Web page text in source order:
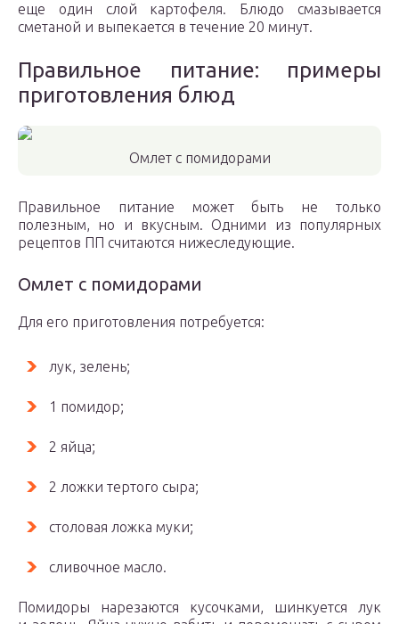
еще один слой картофеля. Блюдо смазывается
сметаной и выпекается в течение 20 минут.
Правильное питание: примеры
приготовления блюд
Омлет с помидорами
Правильное питание может быть не только
полезным, но и вкусным. Одними из популярных
рецептов ПП считаются нижеследующие.
Омлет с помидорами
Для его приготовления потребуется:
лук, зелень;
1 помидор;
2 яйца;
2 ложки тертого сыра;
столовая ложка муки;
сливочное масло.
Помидоры нарезаются кусочками, шинкуется лук